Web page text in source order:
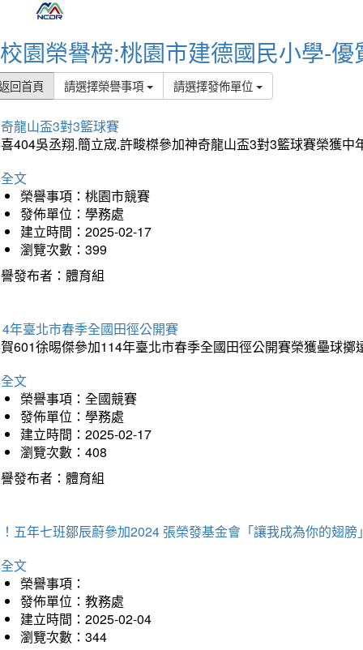
校園榮譽榜:桃園市建德國民小學-優
回首頁 請選擇榮譽事項 請選擇發佈單位
龍山盃3對3籃球賽
404吳丞翔.簡立宬.許畯榤參加神奇龍山盃3對3籃球賽榮獲中
文
榮譽事項：桃園市競賽
發佈單位：學務處
建立時間：2025-02-17
瀏覽次數：399
發布者：體育組
年臺北市春季全國田徑公開賽
601徐晹傑參加114年臺北市春季全國田徑公開賽榮獲壘球擲
文
榮譽事項：全國競賽
發佈單位：學務處
建立時間：2025-02-17
瀏覽次數：408
發布者：體育組
五年七班鄒辰蔚參加2024 張榮發基金會「讓我成為你的翅
文
榮譽事項：
發佈單位：教務處
建立時間：2025-02-04
瀏覽次數：344